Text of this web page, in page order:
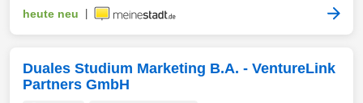
heute neu
Duales Studium Marketing B.A. - VentureLink
Partners GmbH